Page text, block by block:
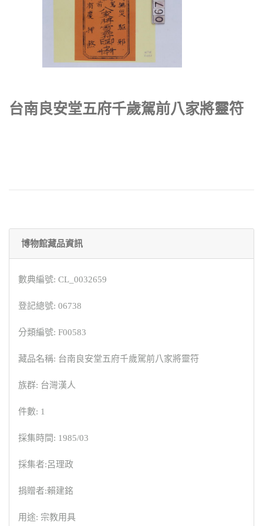
台南良安堂五府千歲駕前八家將靈符
博物館藏品資訊
數典編號: CL_0032659
登記總號: 06738
分類編號: F00583
藏品名稱: 台南良安堂五府千歲駕前八家將靈符
族群: 台灣漢人
件數: 1
採集時間: 1985/03
採集者:呂理政
捐贈者:賴建銘
用途: 宗教用具